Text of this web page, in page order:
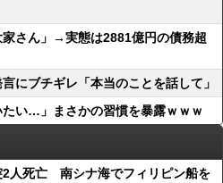
さん」→実態は2881億円の債務超
にブチギレ「本当のことを話して」
い…」まさかの習慣を暴露ｗｗｗ
2人死亡 南シナ海でフィリピン船を